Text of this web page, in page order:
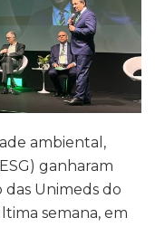
ambiental,
ganharam
Unimeds do
semana, em